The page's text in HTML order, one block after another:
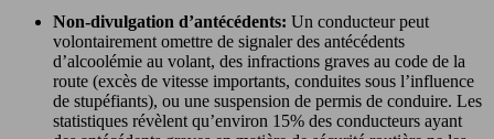
Non-divulgation d’antécédents: Un conducteur peut
volontairement omettre de signaler des antécédents
d’alcoolémie au volant, des infractions graves au code de la
route (excès de vitesse importants, conduites sous l’influence
de stupéfiants), ou une suspension de permis de conduire. Les
statistiques révèlent qu’environ 15% des conducteurs ayant